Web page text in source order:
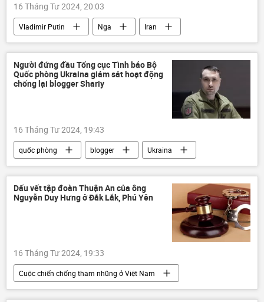
16 Tháng Tư 2024, 20:03
Vladimir Putin Nga
Iran
Israel
đàm phán
Cận Đông
Thế giới
Leo thang căng thẳng giữa Israel và Iran
Người đứng đầu Tổng cục Tình báo Bộ
Quốc phòng Ukraina giám sát hoạt động
chống lại blogger Shariy
16 Tháng Tư 2024, 19:43
quốc phòng blogger
Ukraina
Nga
giết người
Pháp luật
Thế giới
khủng bố
chủ nghĩa cực đoan
Dấu vết tập đoàn Thuận An của ông
Nguyễn Duy Hưng ở Đắk Lắk, Phú Yên
16 Tháng Tư 2024, 19:33
Сuộc chiến chống tham nhũng ở Việt Nam
Việt Nam
Cảnh sát Việt Nam